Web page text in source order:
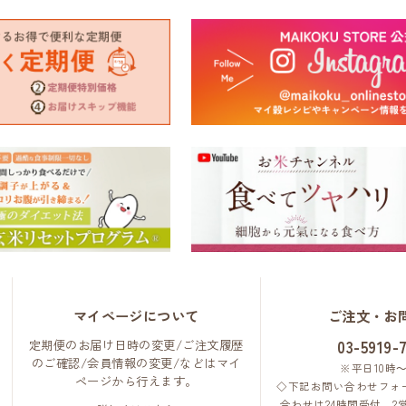
マイページについて
定期便のお届け日時の変更/ご注文履歴
のご確認/会員情報の変更/などはマイ
ページから行えます。
ご注文・お
03-5919-
※平日10時
◇下記お問い合わせフォ